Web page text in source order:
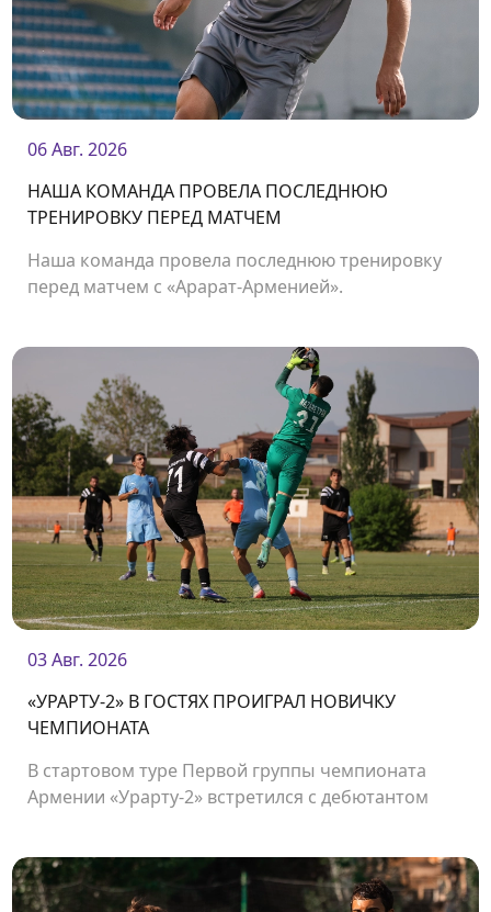
06 Авг. 2026
НАША КОМАНДА ПРОВЕЛА ПОСЛЕДНЮЮ
ТРЕНИРОВКУ ПЕРЕД МАТЧЕМ
Наша команда провела последнюю тренировку
перед матчем с «Арарат-Арменией».
03 Авг. 2026
«УРАРТУ-2» В ГОСТЯХ ПРОИГРАЛ НОВИЧКУ
ЧЕМПИОНАТА
В стартовом туре Первой группы чемпионата
Армении «Урарту-2» встретился с дебютантом